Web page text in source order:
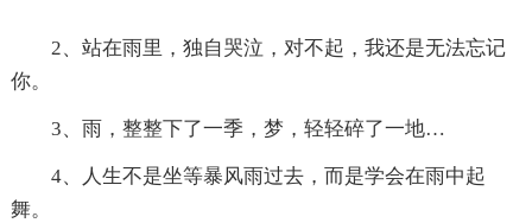
2、站在雨里，独自哭泣，对不起，我还是无法忘记
你。
3、雨，整整下了一季，梦，轻轻碎了一地…
4、人生不是坐等暴风雨过去，而是学会在雨中起
舞。